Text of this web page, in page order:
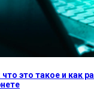
это такое и как